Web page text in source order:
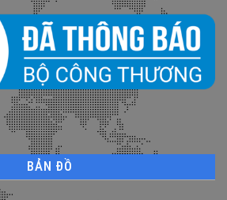
BẢN ĐỒ